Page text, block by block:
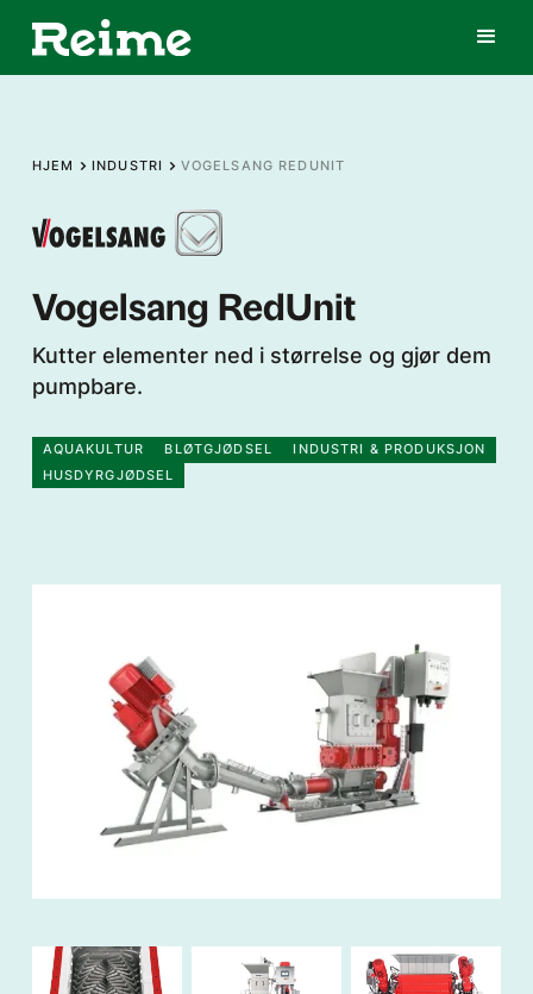
HJEM INDUSTRI VOGELSANG REDUNIT
Vogelsang RedUnit
Kutter elementer ned i størrelse og gjør dem
pumpbare.
AQUAKULTUR BLØTGJØDSEL
INDUSTRI & PRODUKSJON
HUSDYRGJØDSEL